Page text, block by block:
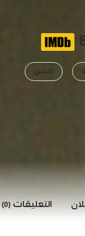
اكشن
التعليقات (0)